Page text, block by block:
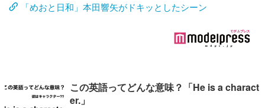
「めおと日和」本田響矢がドキッとしたシーン
この英語ってどんな意味？「He is a charact
er.」